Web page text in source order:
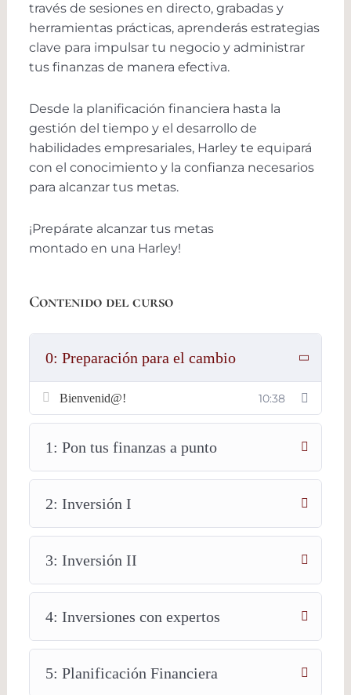
través de sesiones en directo, grabadas y
herramientas prácticas, aprenderás estrategias
clave para impulsar tu negocio y administrar
tus finanzas de manera efectiva.
Desde la planificación financiera hasta la
gestión del tiempo y el desarrollo de
habilidades empresariales, Harley te equipará
con el conocimiento y la confianza necesarios
para alcanzar tus metas.
¡Prepárate alcanzar tus metas
montado en una Harley!
Contenido del curso
0: Preparación para el cambio
Bienvenid@! 10:38
1: Pon tus finanzas a punto
2: Inversión I
3: Inversión II
4: Inversiones con expertos
5: Planificación Financiera